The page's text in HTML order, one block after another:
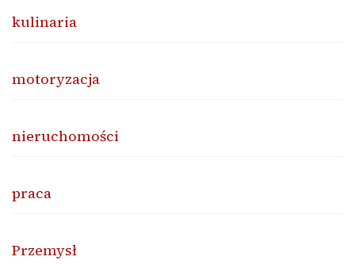
kulinaria
motoryzacja
nieruchomości
praca
Przemysł